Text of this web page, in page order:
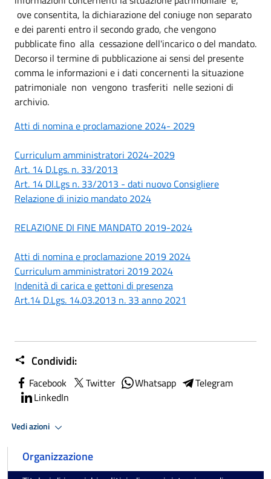
ove consentita, la dichiarazione del coniuge non separato
e dei parenti entro il secondo grado, che vengono
pubblicate fino alla cessazione dell'incarico o del mandato.
Decorso il termine di pubblicazione ai sensi del presente
comma le informazioni e i dati concernenti la situazione
patrimoniale non vengono trasferiti nelle sezioni di
archivio.
Atti di nomina e proclamazione 2024- 2029
Curriculum amministratori 2024-2029
Art. 14 D.Lgs. n. 33/2013
Art. 14 Dl.Lgs n. 33/2013 - dati nuovo Consigliere
Relazione di inizio mandato 2024
RELAZIONE DI FINE MANDATO 2019-2024
Atti di nomina e proclamazione 2019 2024
Curriculum amministratori 2019 2024
Indenità di carica e gettoni di presenza
Art.14 D.Lgs. 14.03.2013 n. 33 anno 2021
Condividi:
Facebook Twitter Whatsapp
Telegram
LinkedIn
Vedi azioni
Organizzazione